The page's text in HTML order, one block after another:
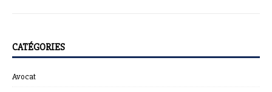
CATÉGORIES
Avocat